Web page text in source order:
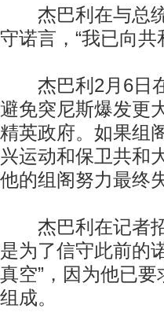
杰巴利在与总统
守诺言，“我已向
杰巴利2月6日在
避免突尼斯爆发更
精英政府。如果组
兴运动和保卫共和
他的组阁努力最终
杰巴利在记者招
是为了信守此前的
真空”，因为他已
组成。